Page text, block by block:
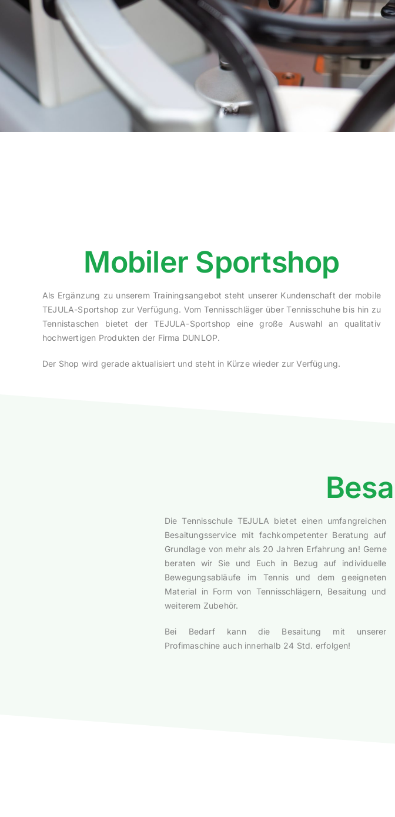
Mobiler Sportshop
Als Ergänzung zu unserem Trainingsangebot steht unserer Kundenschaft der mobile
TEJULA-Sportshop zur Verfügung. Vom Tennisschläger über Tennisschuhe bis hin zu
Tennistaschen bietet der TEJULA-Sportshop eine große Auswahl an qualitativ
hochwertigen Produkten der Firma DUNLOP.
Der Shop wird gerade aktualisiert und steht in Kürze wieder zur Verfügung.
Die Tennisschule TEJULA bietet einen umfangreichen
Besaitungsservice mit fachkompetenter Beratung auf
Grundlage von mehr als 20 Jahren Erfahrung an! Gerne
beraten wir Sie und Euch in Bezug auf individuelle
Bewegungsabläufe im Tennis und dem geeigneten
Material in Form von Tennisschlägern, Besaitung und
weiterem Zubehör.
Bei Bedarf kann die Besaitung mit unserer
Profimaschine auch innerhalb 24 Std. erfolgen!